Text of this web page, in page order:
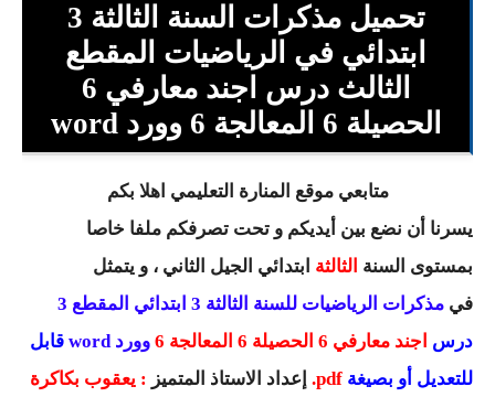
شهادة التعليم الابتدائي
تزيين القسم
التعليم المتوسط
السنة الاولى متوسط
السنة الثانية متوسط
السنة الثالثة متوسط
السنة الرابعة متوسط
تحميل مذكرات السنة الثالثة 3
ابتدائي في الرياضيات المقطع
الثالث درس اجند معارفي 6
الحصيلة 6 المعالجة 6 وورد word
متابعي موقع المنارة التعليمي اهلا بكم
يسرنا أن نضع بين أيديكم و تحت تصرفكم ملفا خاصا
بمستوى السنة الثالثة ابتدائي الجيل الثاني ، و يتمثل
في مذكرات الرياضيات للسنة الثالثة 3 ابتدائي المقطع 3
درس اجند معارفي 6 الحصيلة 6 المعالجة 6 وورد word
قابل
للتعديل أو بصيغة pdf
. إعداد الاستاذ المتميز : يعقوب بكاكرة